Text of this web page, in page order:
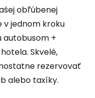
obľúbenej
v jednom kroku
+
Skvelé,
rezervovať
alebo taxíky.